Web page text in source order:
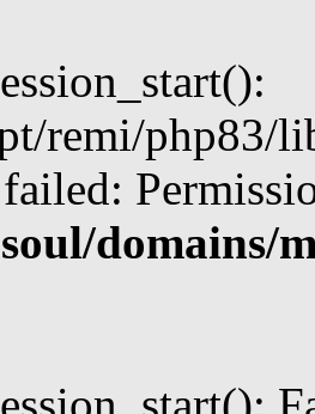
remi/php83/
domains/